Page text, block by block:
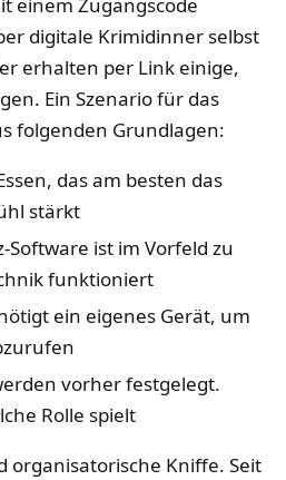
digitale Krimidinner selbst
erhalten per Link einige,
Ein Szenario für das
folgenden Grundlagen:
das am besten das
stärkt
Software ist im Vorfeld zu
funktioniert
ein eigenes Gerät, um
vorher festgelegt.
Rolle spielt
organisatorische Kniffe. Seit